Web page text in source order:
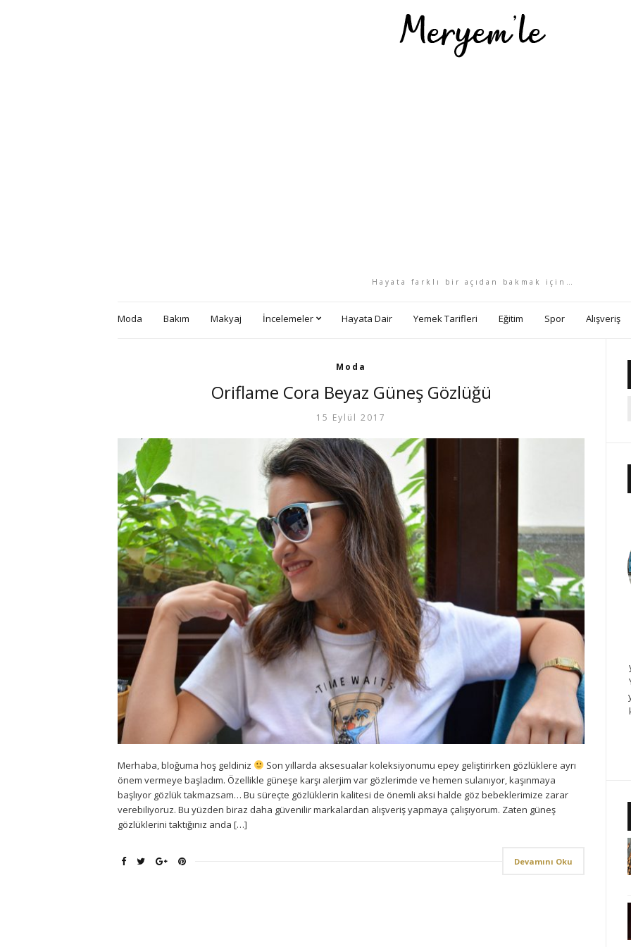
Hayata farklı bir açıdan bakmak için…
Moda Bakım Makyaj İncelemeler Hayata Dair Yemek Tarifleri Eğitim Spor Alışveriş
Moda
Oriflame Cora Beyaz Güneş Gözlüğü
15 Eylül 2017
Merhaba, bloğuma hoş geldiniz
Son yıllarda aksesualar koleksiyonumu epey geliştirirken gözlüklere ayrı
önem vermeye başladım. Özellikle güneşe karşı alerjim var gözlerimde ve hemen sulanıyor, kaşınmaya
başlıyor gözlük takmazsam… Bu süreçte gözlüklerin kalitesi de önemli aksi halde göz bebeklerimize zarar
verebiliyoruz. Bu yüzden biraz daha güvenilir markalardan alışveriş yapmaya çalışıyorum. Zaten güneş
gözlüklerini taktığınız anda […]
Devamını Oku